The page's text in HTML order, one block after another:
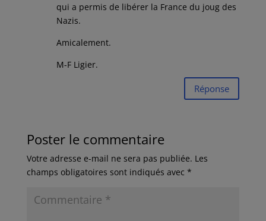
qui a permis de libérer la France du joug des
Nazis.
Amicalement.
M-F Ligier.
Réponse
Poster le commentaire
Votre adresse e-mail ne sera pas publiée. Les
champs obligatoires sont indiqués avec *